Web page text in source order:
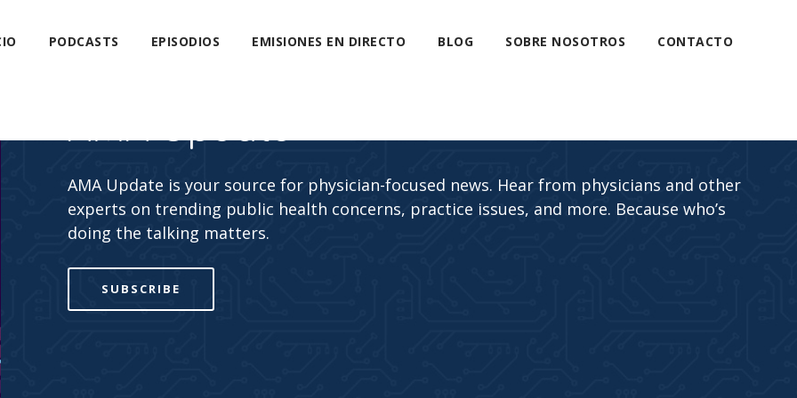
PODCASTS EPISODIOS EMISIONES EN DIRECTO BLOG SOBRE NOSOTROS CONTACTO
AMA Update
AMA Update is your source for physician-focused news. Hear from physicians and other
experts on trending public health concerns, practice issues, and more. Because who’s
doing the talking matters.
SUBSCRIBE